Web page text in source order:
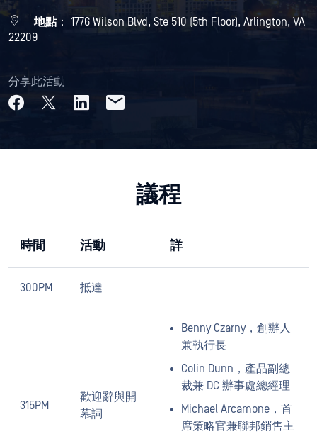
地點： 1776 Wilson Blvd, Ste 510 (5th Floor), Arlington, VA
22209
分享此活動
議程
時間 活動 詳
300PM 抵達
315PM
歡迎辭與開
幕詞
Benny Czarny，創辦人
兼執行長
Colin Dunn，產品副總
裁兼 DC 辦事處總經理
Michael Arcamone，首
席策略官兼聯邦銷售主